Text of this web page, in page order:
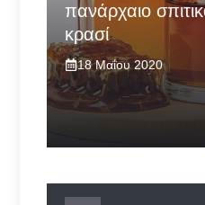
πανάρχαιο
κρασί
18 Μαΐου 2020